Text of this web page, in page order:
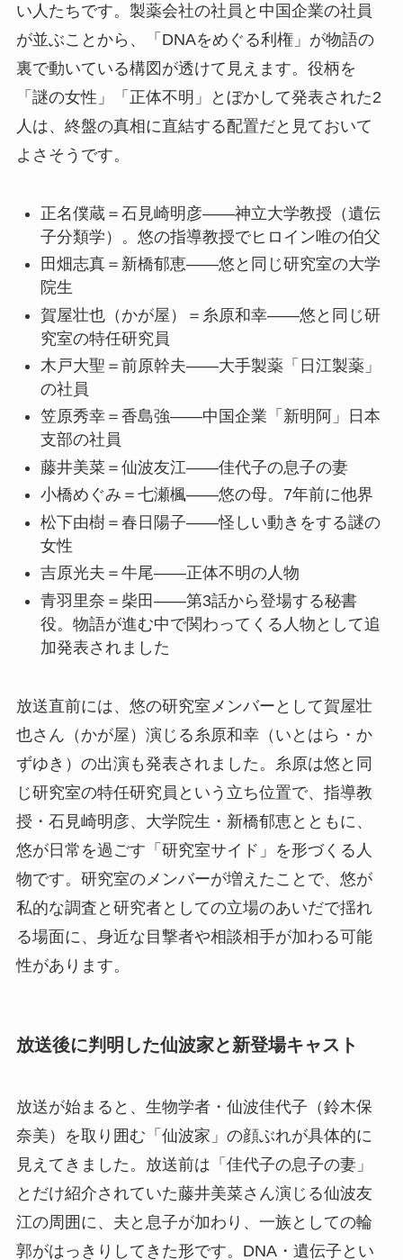
い人たちです。製薬会社の社員と中国企業の社員
が並ぶことから、「DNAをめぐる利権」が物語の
裏で動いている構図が透けて見えます。役柄を
「謎の女性」「正体不明」とぼかして発表された2
人は、終盤の真相に直結する配置だと見ておいて
よさそうです。
正名僕蔵＝石見崎明彦——神立大学教授（遺伝
子分類学）。悠の指導教授でヒロイン唯の伯父
田畑志真＝新橋郁恵——悠と同じ研究室の大学
院生
賀屋壮也（かが屋）＝糸原和幸——悠と同じ研
究室の特任研究員
木戸大聖＝前原幹夫——大手製薬「日江製薬」
の社員
笠原秀幸＝香島強——中国企業「新明阿」日本
支部の社員
藤井美菜＝仙波友江——佳代子の息子の妻
小橋めぐみ＝七瀬楓——悠の母。7年前に他界
松下由樹＝春日陽子——怪しい動きをする謎の
女性
吉原光夫＝牛尾——正体不明の人物
青羽里奈＝柴田——第3話から登場する秘書
役。物語が進む中で関わってくる人物として追
加発表されました
放送直前には、悠の研究室メンバーとして賀屋壮
也さん（かが屋）演じる糸原和幸（いとはら・か
ずゆき）の出演も発表されました。糸原は悠と同
じ研究室の特任研究員という立ち位置で、指導教
授・石見崎明彦、大学院生・新橋郁恵とともに、
悠が日常を過ごす「研究室サイド」を形づくる人
物です。研究室のメンバーが増えたことで、悠が
私的な調査と研究者としての立場のあいだで揺れ
る場面に、身近な目撃者や相談相手が加わる可能
性があります。
放送後に判明した仙波家と新登場キャスト
放送が始まると、生物学者・仙波佳代子（鈴木保
奈美）を取り囲む「仙波家」の顔ぶれが具体的に
見えてきました。放送前は「佳代子の息子の妻」
とだけ紹介されていた藤井美菜さん演じる仙波友
江の周囲に、夫と息子が加わり、一族としての輪
郭がはっきりしてきた形です。DNA・遺伝子とい